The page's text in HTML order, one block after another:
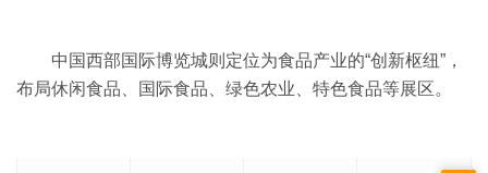
中国西部国际博览城则定位为食品产业的“创新枢纽”，
布局休闲食品、国际食品、绿色农业、特色食品等展区。